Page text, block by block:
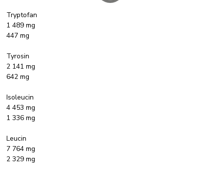
Tryptofan
1 489 mg
447 mg
Tyrosin
2 141 mg
642 mg
Isoleucin
4 453 mg
1 336 mg
Leucin
7 764 mg
2 329 mg